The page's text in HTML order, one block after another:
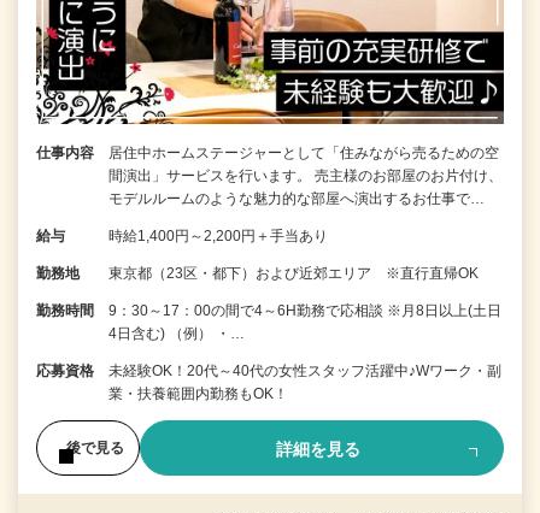
仕事内容
居住中ホームステージャーとして「住みながら売るための空
間演出」サービスを行います。 売主様のお部屋のお片付け、
モデルルームのような魅力的な部屋へ演出するお仕事で…
給与 時給1,400円～2,200円＋手当あり
勤務地 東京都（23区・都下）および近郊エリア ※直行直帰OK
勤務時間
9：30～17：00の間で4～6H勤務で応相談 ※月8日以上(土日
4日含む) （例） ・…
応募資格
未経験OK！20代～40代の女性スタッフ活躍中♪Wワーク・副
業・扶養範囲内勤務もOK！
後で見る 詳細を見る